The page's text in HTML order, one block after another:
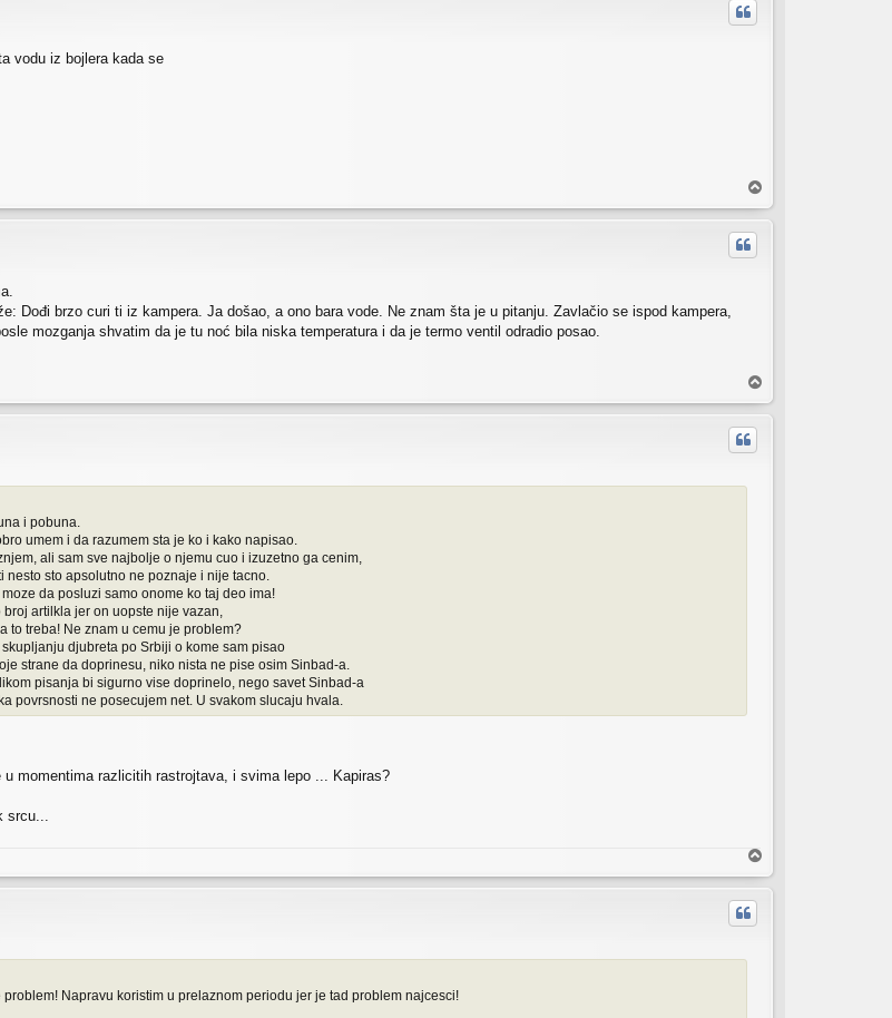
vodu iz bojlera kada se
r
h
Dođi brzo curi ti iz kampera. Ja došao, a ono bara vode. Ne znam šta je u pitanju. Zavlačio se ispod kampera,
mozganja shvatim da je tu noć bila niska temperatura i da je termo ventil odradio posao.
r
h
i pobuna.
umem i da razumem sta je ko i kako napisao.
ali sam sve najbolje o njemu cuo i izuzetno ga cenim,
nesto sto apsolutno ne poznaje i nije tacno.
da posluzi samo onome ko taj deo ima!
broj artilkla jer on uopste nije vazan,
to treba! Ne znam u cemu je problem?
djubreta po Srbiji o kome sam pisao
strane da doprinesu, niko nista ne pise osim Sinbad-a.
pisanja bi sigurno vise doprinelo, nego savet Sinbad-a
povrsnosti ne posecujem net. U svakom slucaju hvala.
u momentima razlicitih rastrojtava, i svima lepo ... Kapiras?
srcu...
h
Napravu koristim u prelaznom periodu jer je tad problem najcesci!